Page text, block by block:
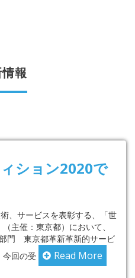
報
ション2020で
、サービスを表彰する、「世
主催：東京都）において、
門 東京都革新革新的サービ
今回の受
Read More